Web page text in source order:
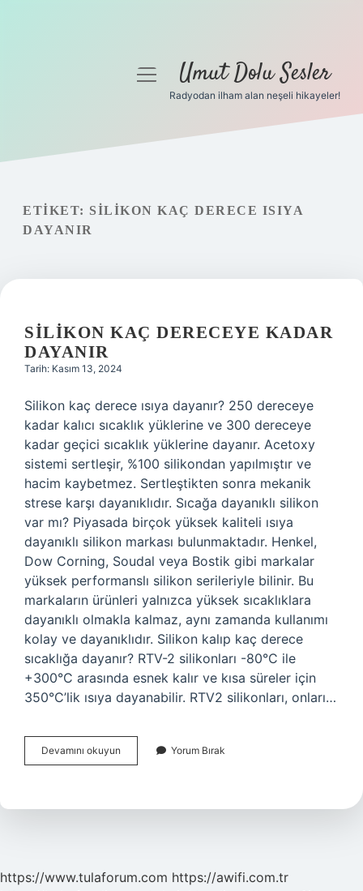
Gizlilik Politikası
Hakkımızda
menüyüUmut Dolu Sesler
Radyodan ilham alan neşeli hikayeler!
ETIKET: SILIKON KAÇ DERECE ISIYA
DAYANIR
SILIKON KAÇ DERECEYE KADAR
DAYANIR
Tarih: Kasım 13, 2024
Silikon kaç derece ısıya dayanır? 250 dereceye
kadar kalıcı sıcaklık yüklerine ve 300 dereceye
kadar geçici sıcaklık yüklerine dayanır. Acetoxy
sistemi sertleşir, %100 silikondan yapılmıştır ve
hacim kaybetmez. Sertleştikten sonra mekanik
strese karşı dayanıklıdır. Sıcağa dayanıklı silikon
var mı? Piyasada birçok yüksek kaliteli ısıya
dayanıklı silikon markası bulunmaktadır. Henkel,
Dow Corning, Soudal veya Bostik gibi markalar
yüksek performanslı silikon serileriyle bilinir. Bu
markaların ürünleri yalnızca yüksek sıcaklıklara
dayanıklı olmakla kalmaz, aynı zamanda kullanımı
kolay ve dayanıklıdır. Silikon kalıp kaç derece
sıcaklığa dayanır? RTV-2 silikonları -80°C ile
+300°C arasında esnek kalır ve kısa süreler için
350°C’lik ısıya dayanabilir. RTV2 silikonları, onları…
Devamını okuyun
Kaç
Dayanır
Yorum Bırak
https://www.tulaforum.com https://awifi.com.tr